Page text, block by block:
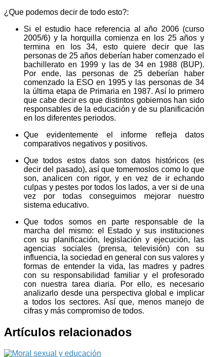
¿Que podemos decir de todo esto?:
Si el estudio hace referencia al año 2006 (curso
2005/6) y la horquilla comienza en los 25 años y
termina en los 34, esto quiere decir que las
personas de 25 años deberían haber comenzado el
bachillerato en 1999 y las de 34 en 1988 (BUP).
Por ende, las personas de 25 deberían haber
comenzado la ESO en 1995 y las personas de 34
la última etapa de Primaria en 1987. Así lo primero
que cabe decir es que distintos gobiernos han sido
responsables de la educación y de su planificación
en los diferentes periodos.
Que evidentemente el informe refleja datos
comparativos negativos y positivos.
Que todos estos datos son datos históricos (es
decir del pasado), así que tomemoslos como lo que
son, analicen con rigor, y en vez de ir echando
culpas y pestes por todos los lados, a ver si de una
vez por todas conseguimos mejorar nuestro
sistema educativo.
Que todos somos en parte responsable de la
marcha del mismo: el Estado y sus instituciones
con su planificación, legislación y ejecución, las
agencias sociales (prensa, televisión) con su
influencia, la sociedad en general con sus valores y
formas de entender la vida, las madres y padres
con su responsabilidad familiar y el profesorado
con nuestra tarea diaria. Por ello, es necesario
analizarlo desde una perspectiva global e implicar
a todos los sectores. Así que, menos manejo de
cifras y más compromiso de todos.
Artículos relacionados